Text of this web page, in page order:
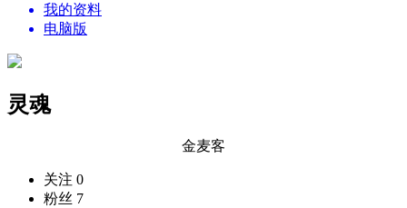
我的资料
电脑版
灵魂
金麦客
关注 0
粉丝 7